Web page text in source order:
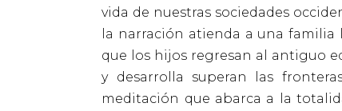
vida de nuestras sociedades
la narración atienda a una
que los hijos regresan al antiguo
y desarrolla superan las
meditación que abarca a la